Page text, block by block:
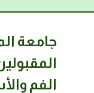
جامعة
الفم